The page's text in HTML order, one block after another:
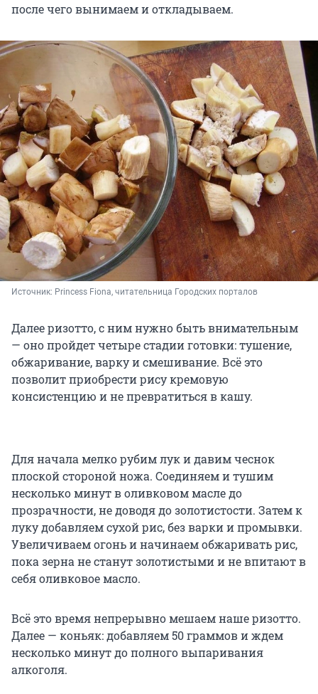
после чего вынимаем и откладываем.
Источник: Princess Fiona, читательница Городских порталов
Далее ризотто, с ним нужно быть внимательным
— оно пройдет четыре стадии готовки: тушение,
обжаривание, варку и смешивание. Всё это
позволит приобрести рису кремовую
консистенцию и не превратиться в кашу.
Для начала мелко рубим лук и давим чеснок
плоской стороной ножа. Соединяем и тушим
несколько минут в оливковом масле до
прозрачности, не доводя до золотистости. Затем к
луку добавляем сухой рис, без варки и промывки.
Увеличиваем огонь и начинаем обжаривать рис,
пока зерна не станут золотистыми и не впитают в
себя оливковое масло.
Всё это время непрерывно мешаем наше ризотто.
Далее — коньяк: добавляем 50 граммов и ждем
несколько минут до полного выпаривания
алкоголя.